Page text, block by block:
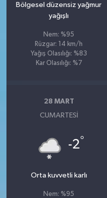
Bölgesel düzensiz yağmur
yağışlı
Nem: %95
Rüzgar: 14 km/h
Yağış Olasılığı: %83
Kar Olasılığı: %7
28 MART
CUMARTESI
-2°
Orta kuvvetli karlı
Nem: %95